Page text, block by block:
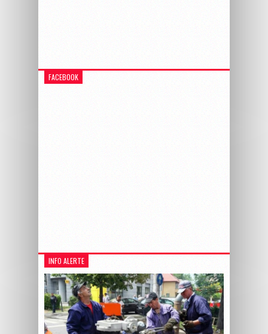
FACEBOOK
INFO ALERTE